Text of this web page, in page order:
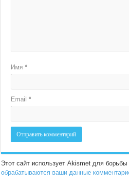
Имя*
Email*
Этот сайт использует Akismet для
обрабатываются ваши данные